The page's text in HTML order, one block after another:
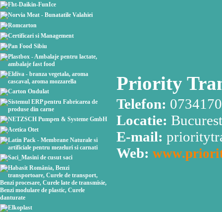
Priority
Telefon:
Locatie:
E-mail:
Web: